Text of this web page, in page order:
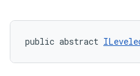
public abstract